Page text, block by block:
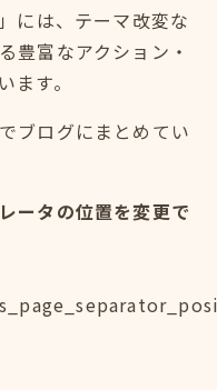
には、テーマ改変な
豊富なアクション・
す。
ブログにまとめてい
ータの位置を変更で